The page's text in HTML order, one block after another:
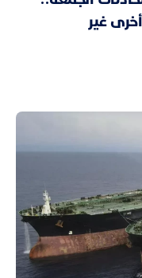
غير